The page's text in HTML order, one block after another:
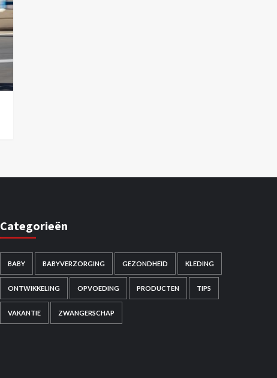
Categorieën
BABY BABYVERZORGING GEZONDHEID KLEDING
ONTWIKKELING OPVOEDING PRODUCTEN TIPS
VAKANTIE ZWANGERSCHAP